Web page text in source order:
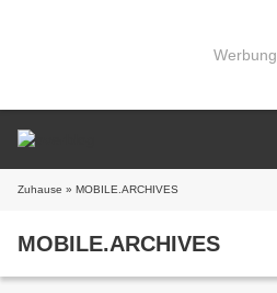
Werbung
Zuhause » MOBILE.ARCHIVES
MOBILE.ARCHIVES